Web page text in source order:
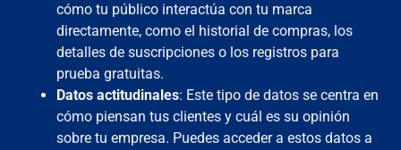
cómo tu público interactúa con tu marca
directamente, como el historial de compras, los
detalles de suscripciones o los registros para
prueba gratuitas.
Datos actitudinales: Este tipo de datos se centra en
cómo piensan tus clientes y cuál es su opinión
sobre tu empresa. Puedes acceder a estos datos a